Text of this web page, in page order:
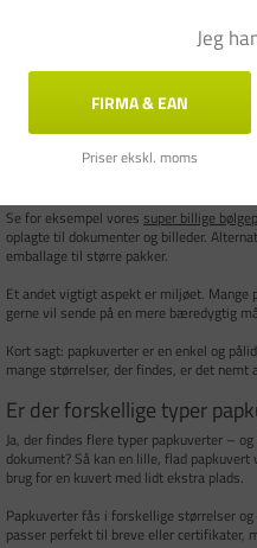
Det kan virke som en lille ting, men det
certifikat eller en kontrakt – kan en
bør du kigge efter en større størrelse
Tænk også over, hvordan din
afstande? Jo længere rejsen er, jo
Er det noget ekstra skrøbeligt, kan det
udgangspunkt, men hvis du skal sende
Se for eksempel vores super billige
oplagte til dokumenter og billeder.
emballage til større pakker.
Et andet vigtigt aspekt er miljøet. Mange
gerne vil sende på en mere bæredygtig
Kort sagt: papkuverter er en enkel og
mange størrelser, der findes, er det
Er der forskellige typer
Ja, der findes flere typer papkuverter –
dokument? Så kan en lille, flad
brug for en kuvert med lidt ekstra plads.
Papkuverter fås i forskellige størrelser
passer perfekt til breve eller certifikater,
Jeg
FIRMA & EAN
Priser ekskl. moms